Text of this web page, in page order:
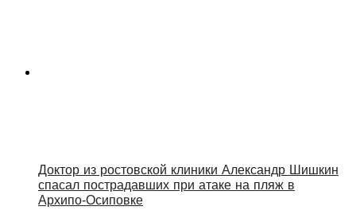
Доктор из ростовской клиники Александр Шишкин
спасал пострадавших при атаке на пляж в
Архипо‑Осиповке